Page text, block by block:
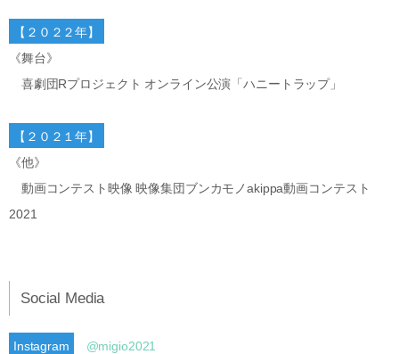
【２０２２年】
《舞台》
喜劇団Rプロジェクト オンライン公演「ハニートラップ」
【２０２１年】
《他》
動画コンテスト映像 映像集団ブンカモノakippa動画コンテスト
2021
Social Media
Instagram @migio2021